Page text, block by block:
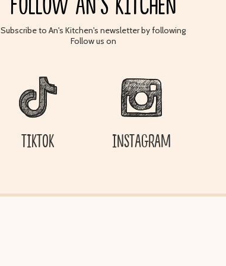
Subscribe to An's Kitchen's newsletter by following
Follow us on
TIKTOK INSTAGRAM